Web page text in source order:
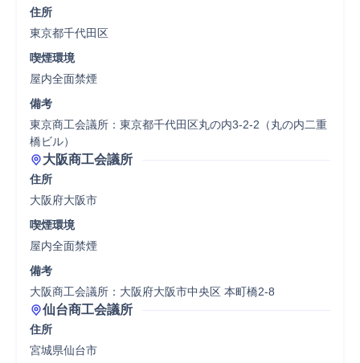
住所
東京都千代田区
喫煙環境
屋内全面禁煙
備考
東京商工会議所：東京都千代田区丸の内3-2-2（丸の内二重
橋ビル）
大阪商工会議所
住所
大阪府大阪市
喫煙環境
屋内全面禁煙
備考
大阪商工会議所：大阪府大阪市中央区 本町橋2-8
仙台商工会議所
住所
宮城県仙台市